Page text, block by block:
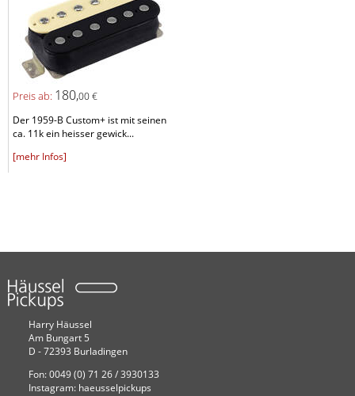
Preis ab: 180,00 €
Der 1959-B Custom+ ist mit seinen
ca. 11k ein heisser gewick...
[mehr Infos]
Harry Häussel
Am Bungart 5
D - 72393 Burladingen
Fon: 0049 (0) 71 26 / 3930133
Instagram: haeusselpickups